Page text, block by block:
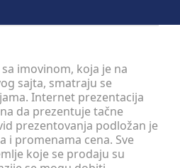
imovinom, koja je na
sajta, smatraju se
Internet prezentacija
da prezentuje tačne
prezentovanja podložan je
i promenama cena. Sve
koje se prodaju su